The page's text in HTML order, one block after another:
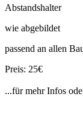
Abstandshalter
wie abgebildet
passend an allen
Preis: 25€
...für mehr Infos